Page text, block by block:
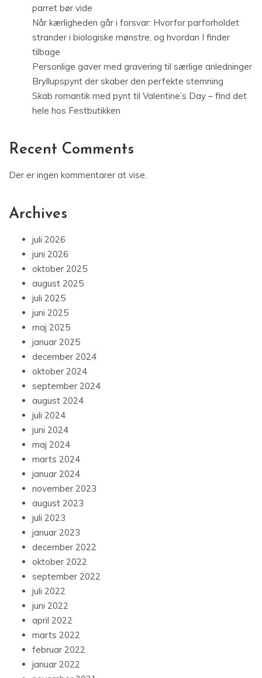
parret bør vide
Når kærligheden går i forsvar: Hvorfor parforholdet
strander i biologiske mønstre, og hvordan I finder
tilbage
Personlige gaver med gravering til særlige anledninger
Bryllupspynt der skaber den perfekte stemning
Skab romantik med pynt til Valentine’s Day – find det
hele hos Festbutikken
Recent Comments
Der er ingen kommentarer at vise.
Archives
juli 2026
juni 2026
oktober 2025
august 2025
juli 2025
juni 2025
maj 2025
januar 2025
december 2024
oktober 2024
september 2024
august 2024
juli 2024
juni 2024
maj 2024
marts 2024
januar 2024
november 2023
august 2023
juli 2023
januar 2023
december 2022
oktober 2022
september 2022
juli 2022
juni 2022
april 2022
marts 2022
februar 2022
januar 2022